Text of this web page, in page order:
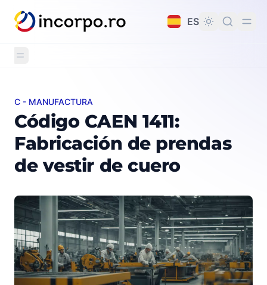
principal
ES
Código CAEN 1411: Fabricación de prendas de vestir
C - MANUFACTURA
Código CAEN 1411:
Fabricación de prendas
de vestir de cuero